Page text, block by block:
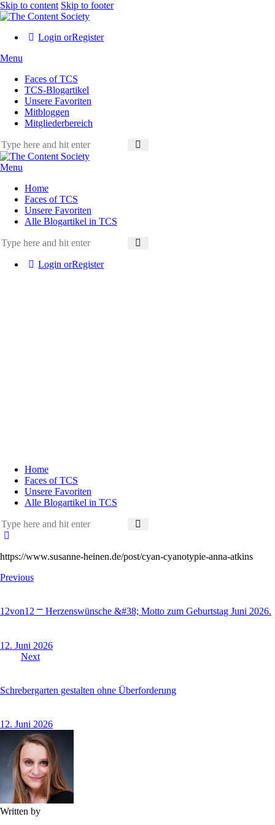
Skip to content Skip to footer
Login orRegister
Menu
Faces of TCS
TCS-Blogartikel
Unsere Favoriten
Mitbloggen
Mitgliederbereich
Menu
Home
Faces of TCS
Unsere Favoriten
Alle Blogartikel in TCS
Login orRegister
Home
Faces of TCS
Unsere Favoriten
Alle Blogartikel in TCS
https://www.susanne-heinen.de/post/cyan-cyanotypie-anna-atkins
Beitragsnavigation
Previous
12von12 ⎻ Herzenswünsche &#38; Motto zum Geburtstag Juni 2026.
12. Juni 2026
Next
Schrebergarten gestalten ohne Überforderung
12. Juni 2026
Written by